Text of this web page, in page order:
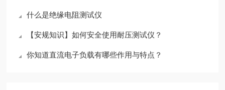
什么是绝缘电阻测试仪
【安规知识】如何安全使用耐压测试仪？
你知道直流电子负载有哪些作用与特点？